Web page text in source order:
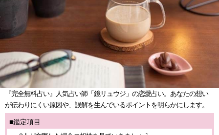
『完全無料占い』人気占い師「鏡リュウジ」の恋愛占い。あなたの想い
が伝わりにくい原因や、誤解を生んでいるポイントを明らかにします。
■鑑定項目